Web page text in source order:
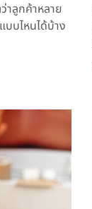
าลูกค้าหลาย
บไหนได้บ้าง